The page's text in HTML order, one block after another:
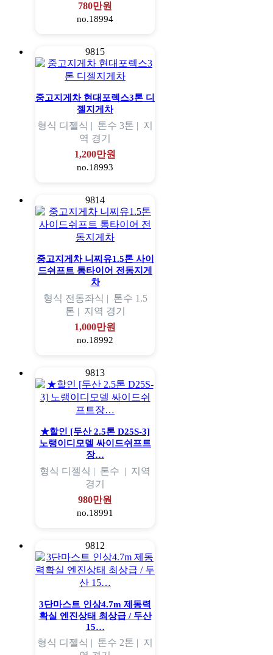
780만원
no.18994
9815
중고지게차 현대포렉스3톤 디
젤지게차
형식 디젤식 | 톤수 3톤 | 지
역 경기
1,200만원
no.18993
9814
중고지게차 니찌유1.5톤 사이
드쉬프트 통타이어 전동지게
차
형식 전동좌식 | 톤수 1.5
톤 | 지역 경기
1,000만원
no.18992
9813
★할인 [두산 2.5톤 D25S-3]
노랭이디모델 싸이드쉬프트
장…
형식 디젤식 | 톤수 | 지역
경기
980만원
no.18991
9812
3단마스트 인상4.7m 제동력
확실 엔진상태 최상급 / 두산
15…
형식 디젤식 | 톤수 2톤 | 지